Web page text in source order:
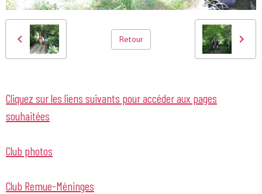
Retour
Cliquez sur les liens suivants pour accéder aux pages
souhaitées
Club photos
Club Remue-Méninges